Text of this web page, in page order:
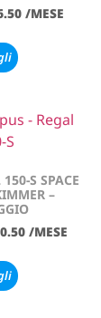
/MESE
S SPACE
–
/MESE